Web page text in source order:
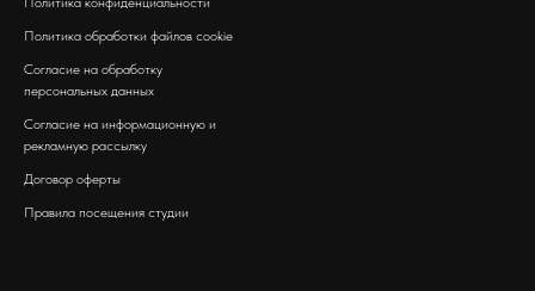
Политика обработки файлов cookie
Согласие на обработку
персональных данных
Согласие на информационную и
рекламную рассылку
Договор оферты
Правила посещения студии